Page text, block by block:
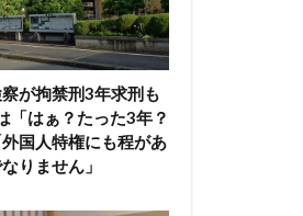
が拘禁刑3年求刑も
「はぁ？たった3年？
国人特権にも程があ
りません」